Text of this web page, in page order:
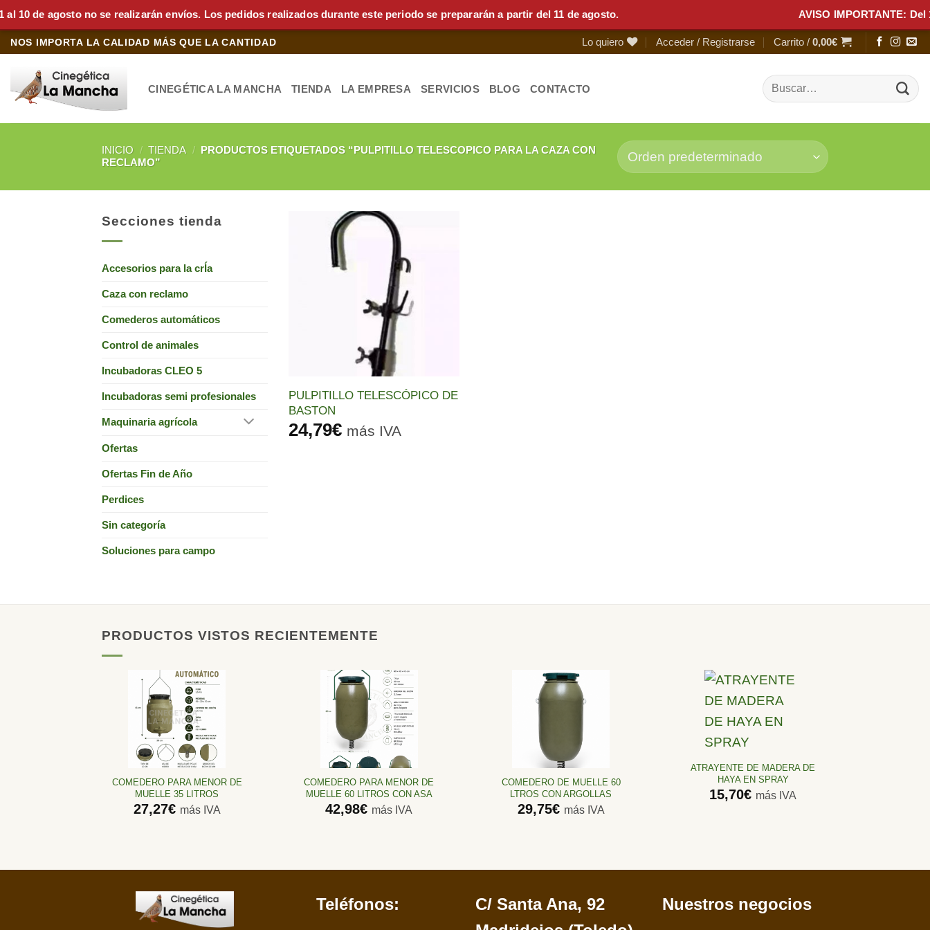
10 de agosto no se realizarán envíos. Los pedidos realizados durante este periodo se prepararán a partir del 11 de agosto. AVISO IMPORTANTE: Del
Saltar
contenido
NOS IMPORTA LA CALIDAD MÁS QUE LA CANTIDAD Lo quiero Acceder / Registrarse Carrito /0,00€
CINEGÉTICA LA MANCHA TIENDA LA EMPRESA SERVICIOS BLOG CONTACTO
Buscar
por:
INICIO / TIENDA / PRODUCTOS ETIQUETADOS “PULPITILLO TELESCOPICO PARA LA CAZA CON
RECLAMO”
Secciones tienda
Accesorios para la crÍa
Caza con reclamo
Comederos automáticos
Control de animales
Incubadoras CLEO 5
Incubadoras semi profesionales
Maquinaria agrícola
Ofertas
Ofertas Fin de Año
Perdices
Sin categoría
Soluciones para campo
PULPITILLO TELESCÓPICO DE
BASTON
24,79€ más IVA
PRODUCTOS VISTOS RECIENTEMENTE
Añadir
a la
lista de
deseos
COMEDERO PARA MENOR DE
MUELLE 35 LITROS
27,27€ más IVA
Añadir
a la
lista de
deseos
COMEDERO PARA MENOR DE
MUELLE 60 LITROS CON ASA
42,98€ más IVA
Añadir
a la
lista de
deseos
COMEDERO DE MUELLE 60
LTROS CON ARGOLLAS
29,75€ más IVA
Añadir
deseos
ATRAYENTE DE MADERA DE
HAYA EN SPRAY
15,70€ más IVA
Teléfonos:
C/ Santa Ana, 92
Nuestros negocios